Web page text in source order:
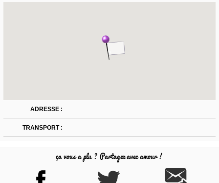
ADRESSE :
TRANSPORT :
ça vous a plu ? Partagez avec amour !